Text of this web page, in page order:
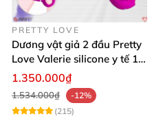
PRETTY LOVE
Dương vật giả 2 đầu Pretty
Love Valerie silicone y tế 12
chế độ rung
1.350.000₫
1.534.000₫
-12%
(215)